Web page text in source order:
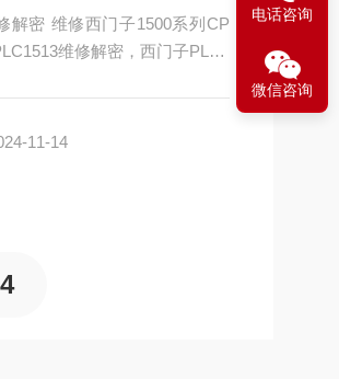
解密 维修西门子1500系列CP
维修解密，西门子PLC1
11-14
电话咨询
微信咨询